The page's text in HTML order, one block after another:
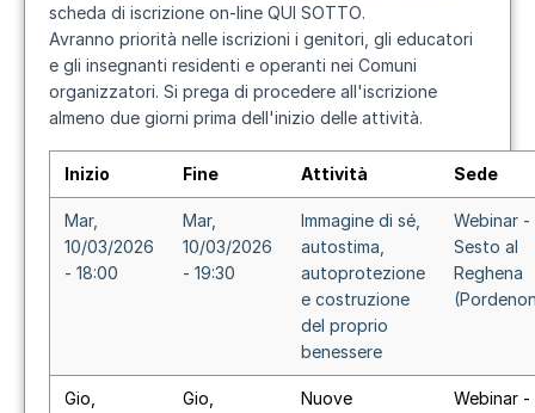
scheda di iscrizione on-line QUI SOTTO.
Avranno priorità nelle iscrizioni i genitori, gli educatori
e gli insegnanti residenti e operanti nei Comuni
organizzatori. Si prega di procedere all'iscrizione
almeno due giorni prima dell'inizio delle attività.
Inizio Fine Attività Sede
Mar,
10/03/2026
- 18:00
Mar,
10/03/2026
- 19:30
Immagine di sé,
autostima,
autoprotezione
e costruzione
del proprio
benessere
Webinar -
Sesto al
Reghena
Gio,
Gio,
Nuove
Webinar -